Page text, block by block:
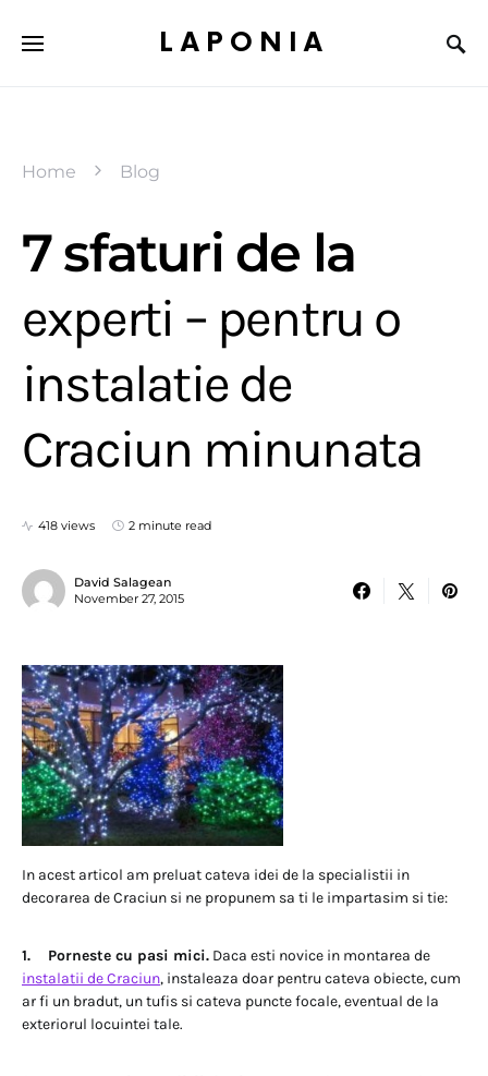
LAPONIA
Home Blog
7 sfaturi de la
experti – pentru o
instalatie de
Craciun minunata
418 views 2 minute read
David Salagean
November 27, 2015
In acest articol am preluat cateva idei de la specialistii in
decorarea de Craciun si ne propunem sa ti le impartasim si tie:
1. Porneste cu pasi mici. Daca esti novice in montarea de
instalatii de Craciun, instaleaza doar pentru cateva obiecte, cum
ar fi un bradut, un tufis si cateva puncte focale, eventual de la
exteriorul locuintei tale.